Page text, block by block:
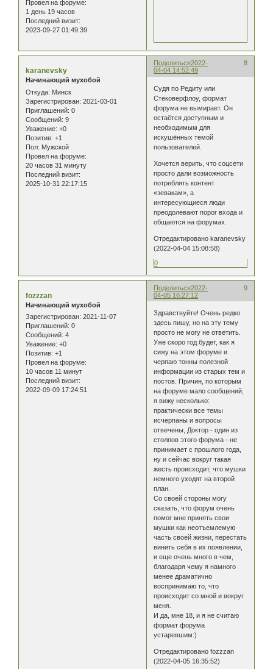
Провел на форуме:
1 день 19 часов
Последний визит:
2023-09-27 01:49:39
Поделиться 8
2022-
04-04 14:52:49
karanevsky
Начинающий мухобой
Откуда: Минск
Зарегистрирован: 2021-03-01
Приглашений: 0
Сообщений: 9
Уважение: +0
Позитив: +1
Пол: Мужской
Провел на форуме:
20 часов 31 минуту
Последний визит:
2025-10-31 22:17:15
Судя по Редиту или
Стековерфлоу, формат
форума не вымирает. Он
остаётся доступным и
необходимым для
искушённых темой
пользователей.
Хочется верить, что соцсети
просто дали возможность
потреблять контент
«зевакам», а
интересующиеся люди
преодолевают порог входа и
общаются на форумах.
Отредактировано karanevsky
(2022-04-04 15:08:58)
0
Поделиться 9
2022-
04-05 16:27:12
fozzzan
Начинающий мухобой
Зарегистрирован: 2021-11-07
Приглашений: 0
Сообщений: 4
Уважение: +0
Позитив: +1
Провел на форуме:
10 часов 11 минут
Последний визит:
2022-09-09 17:24:51
Здравствуйте! Очень редко
здесь пишу, но на эту тему
просто не могу не ответить.
Уже скоро год будет, как я
сижу на этом форуме и
черпаю тонны полезной
информации из старых тем и
постов. Причин, по которым
на форуме мало сообщений,
я вижу несколько:
практически все темы
исчерпаны и вопросы
отвечены, Доктор - один из
столпов этого форума - не
принимает с прошлого года,
ну и сейчас вокруг такая
жесть происходит, что мушки
немного уходят на второй
план.
Со своей стороны могу
сказать, что форум очень
помог мне принять свои
мушки как неотъемлемую
часть своей жизни, перестать
винить себя в их появлении,
и еще очень много в чем,
благодаря чему я намного
менее драматично
воспринимаю то, что
происходит со мной и вокруг
меня.
И да, мне 18, и я не считаю
формат форума
устаревшим:)
Отредактировано fozzzan
(2022-04-05 16:35:52)